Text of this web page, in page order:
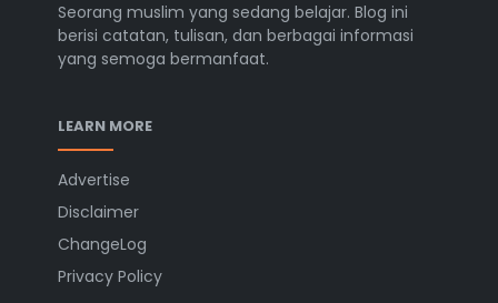
Seorang muslim yang sedang belajar. Blog ini
berisi catatan, tulisan, dan berbagai informasi
yang semoga bermanfaat.
LEARN MORE
Advertise
Disclaimer
ChangeLog
Privacy Policy